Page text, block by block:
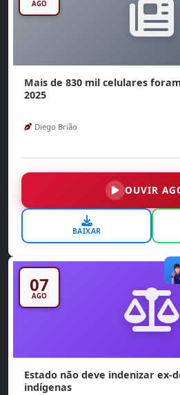
AGO
Mais de 830 mil celulares
2025
Diego Brião
OUVIR
BAIXAR
07
AGO
Estado não deve indenizar ex-
indígenas